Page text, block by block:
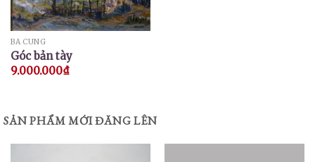
BÁ CUNG
Góc bản tày
9.000.000₫
SẢN PHẨM MỚI ĐĂNG LÊN